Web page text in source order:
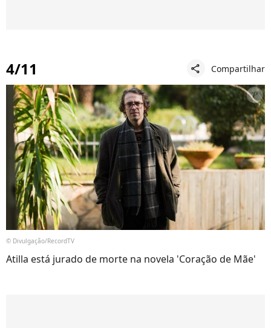
4/11 share Compartilhar
© Divulgação/RecordTV
Atilla está jurado de morte na novela 'Coração de Mãe'